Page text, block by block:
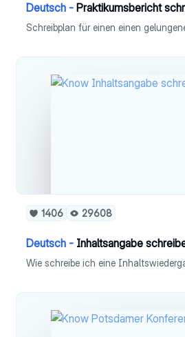
Deutsch - Praktikumsbericht
1406 29608
Deutsch - Inhaltsangabe
Wie schreibe ich eine